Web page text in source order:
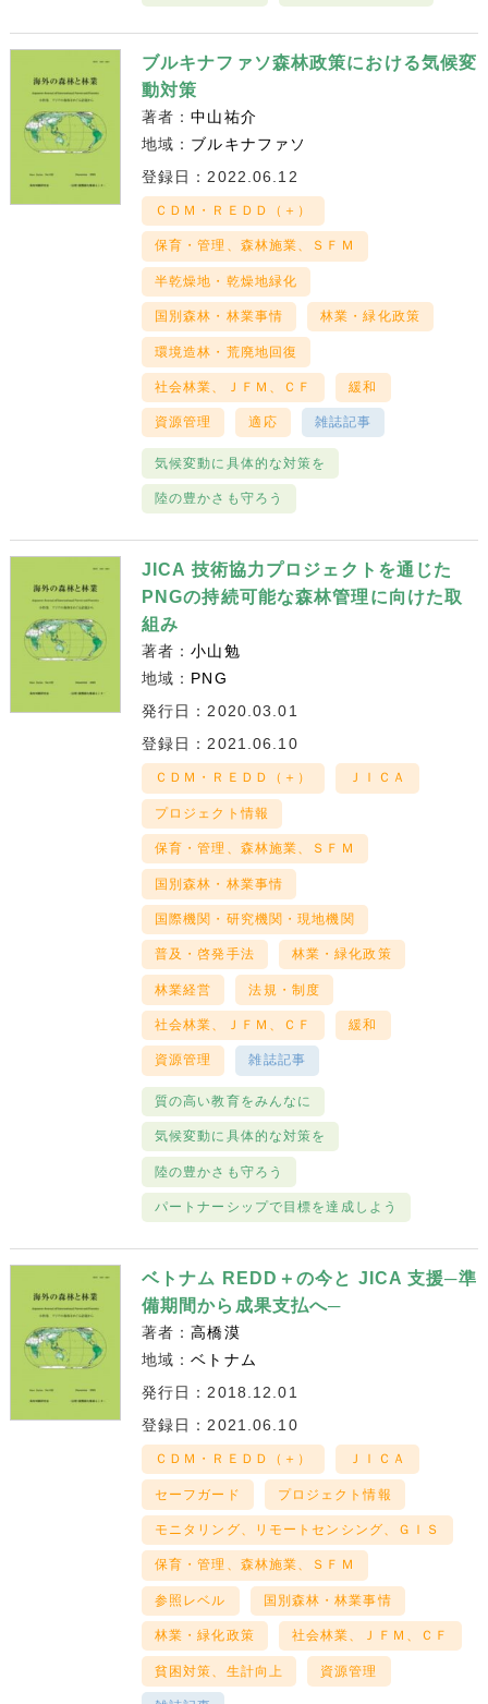
ブルキナファソ森林政策における気候変
動対策
著者：中山祐介
地域： ブルキナファソ
登録日：2022.06.12
ＣＤＭ・ＲＥＤＤ（＋）
保育・管理、森林施業、ＳＦＭ
半乾燥地・乾燥地緑化
国別森林・林業事情 林業・緑化政策
環境造林・荒廃地回復
社会林業、ＪＦＭ、ＣＦ 緩和
資源管理 適応 雑誌記事
気候変動に具体的な対策を
陸の豊かさも守ろう
JICA 技術協力プロジェクトを通じた
PNGの持続可能な森林管理に向けた取
組み
著者：小山勉
地域： PNG
発行日：2020.03.01
登録日：2021.06.10
ＣＤＭ・ＲＥＤＤ（＋） ＪＩＣＡ
プロジェクト情報
保育・管理、森林施業、ＳＦＭ
国別森林・林業事情
国際機関・研究機関・現地機関
普及・啓発手法 林業・緑化政策
林業経営 法規・制度
社会林業、ＪＦＭ、ＣＦ 緩和
資源管理 雑誌記事
質の高い教育をみんなに
気候変動に具体的な対策を
陸の豊かさも守ろう
パートナーシップで目標を達成しよう
ベトナム REDD＋の今と JICA 支援─準
備期間から成果支払へ─
著者：高橋漠
地域：ベトナム
発行日：2018.12.01
登録日：2021.06.10
ＣＤＭ・ＲＥＤＤ（＋） ＪＩＣＡ
セーフガード プロジェクト情報
モニタリング、リモートセンシング、ＧＩＳ
保育・管理、森林施業、ＳＦＭ
参照レベル 国別森林・林業事情
林業・緑化政策 社会林業、ＪＦＭ、ＣＦ
貧困対策、生計向上 資源管理